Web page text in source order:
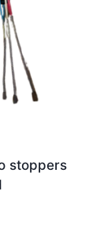
stoppers